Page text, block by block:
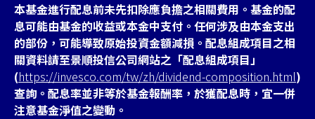
本基金進行配息前未先扣除應負擔之相關費用。基金的配
息可能由基金的收益或本金中支付。任何涉及由本金支出
的部份，可能導致原始投資金額減損。配息組成項目之相
關資料請至景順投信公司網站之「配息組成項目」
(https://invesco.com/tw/zh/dividend-composition.html)
查詢。配息率並非等於基金報酬率，於獲配息時，宜一併
注意基金淨值之變動。